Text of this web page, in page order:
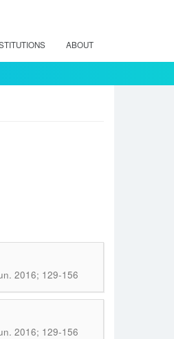
ABOUT
2016; 129-156
2016; 129-156